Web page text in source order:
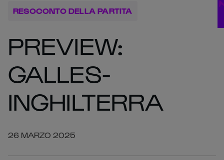
RESOCONTO DELLA PARTITA
PREVIEW:
GALLES-
INGHILTERRA
26 MARZO 2025